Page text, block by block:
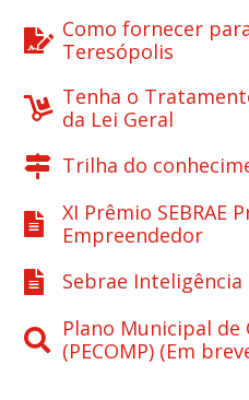
Como fornecer
Teresópolis
Tenha o
da Lei Geral
Trilha do
XI Prêmio SEBRAE
Empreendedor
Sebrae Inteligência
Plano Municipal de
(PECOMP) (Em